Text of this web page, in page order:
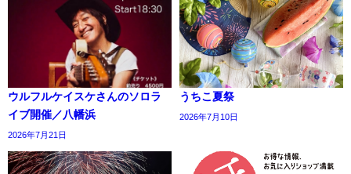
ウルフルケイスケさんのソロラ
イブ開催／八幡浜
2026年7月21日
うちこ夏祭
2026年7月10日